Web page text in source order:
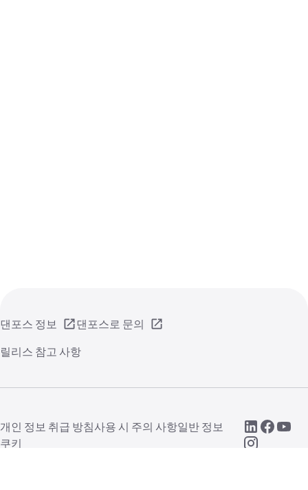
댄포스 정보
댄포스로 문의
릴리스 참고 사항
개인 정보 취급 방침사용 시 주의 사항일반 정보
쿠키